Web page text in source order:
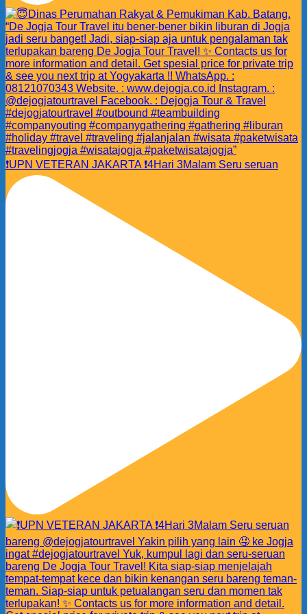
❗️UPN VETERAN JAKARTA ❗️4Hari 3Malam Seru seruan